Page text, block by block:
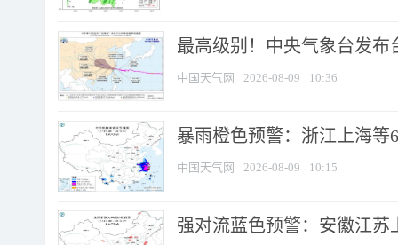
最高级别！中央气象台发布
中国天气网 2026-08-09 10:36
暴雨橙色预警：浙江上海等
中国天气网 2026-08-09 10:15
强对流蓝色预警：安徽江苏